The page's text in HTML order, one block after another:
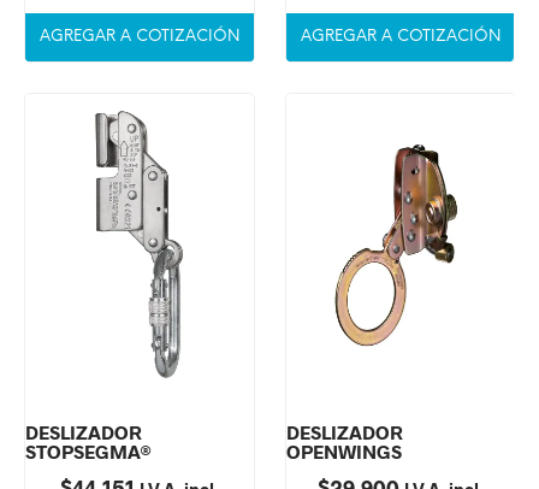
AGREGAR A COTIZACIÓN AGREGAR A COTIZACIÓN
DESLIZADOR
STOPSEGMA®
DESLIZADOR
OPENWINGS